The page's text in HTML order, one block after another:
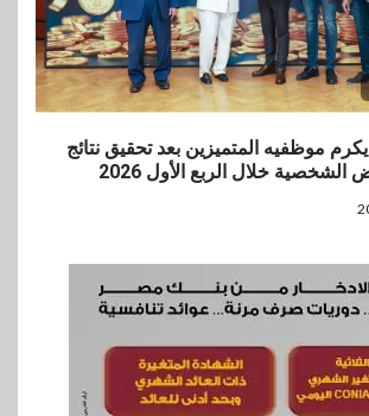
يكرم موظفيه المتميزين بعد تحقيق نتائج
خلال الربع الأول 2026